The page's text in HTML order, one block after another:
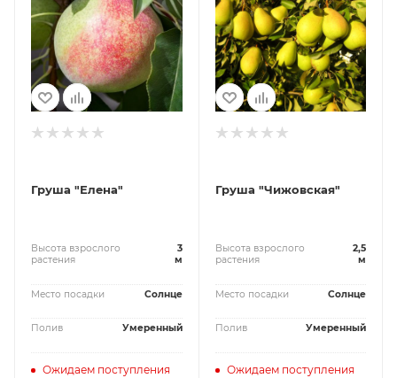
Груша "Елена"
Высота взрослого
растения
3
м
Место посадки Солнце
Полив Умеренный
Ожидаем поступления
Груша "Чижовская"
Высота взрослого
растения
2,5
м
Место посадки Солнце
Полив Умеренный
Ожидаем поступления